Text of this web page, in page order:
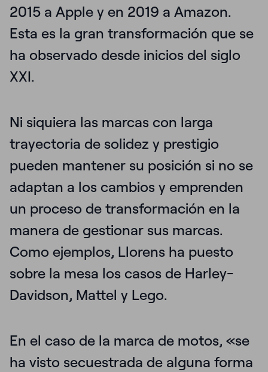
2015 a Apple y en 2019 a Amazon.
Esta es la gran transformación que se
ha observado desde inicios del siglo
XXI.
Ni siquiera las marcas con larga
trayectoria de solidez y prestigio
pueden mantener su posición si no se
adaptan a los cambios y emprenden
un proceso de transformación en la
manera de gestionar sus marcas.
Como ejemplos, Llorens ha puesto
sobre la mesa los casos de Harley-
Davidson, Mattel y Lego.
En el caso de la marca de motos, «se
ha visto secuestrada de alguna forma